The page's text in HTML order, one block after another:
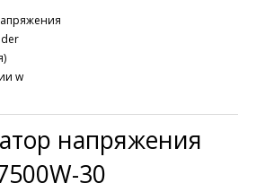
w
напряжения
30